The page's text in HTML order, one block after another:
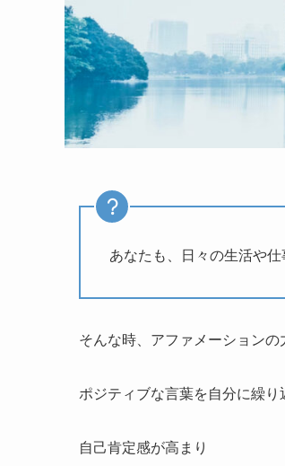
あなたも、日々の生活や
そんな時、アファメーションの
ポジティブな言葉を自分に繰り
自己肯定感が高まり